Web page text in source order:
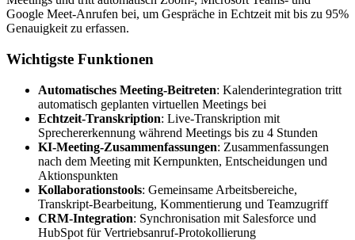
Google Meet-Anrufen bei, um Gespräche in Echtzeit mit bis zu 95%
Genauigkeit zu erfassen.
Wichtigste Funktionen
Automatisches Meeting-Beitreten: Kalenderintegration tritt
automatisch geplanten virtuellen Meetings bei
Echtzeit-Transkription: Live-Transkription mit
Sprechererkennung während Meetings bis zu 4 Stunden
KI-Meeting-Zusammenfassungen: Zusammenfassungen
nach dem Meeting mit Kernpunkten, Entscheidungen und
Aktionspunkten
Kollaborationstools: Gemeinsame Arbeitsbereiche,
Transkript-Bearbeitung, Kommentierung und Teamzugriff
CRM-Integration: Synchronisation mit Salesforce und
HubSpot für Vertriebsanruf-Protokollierung